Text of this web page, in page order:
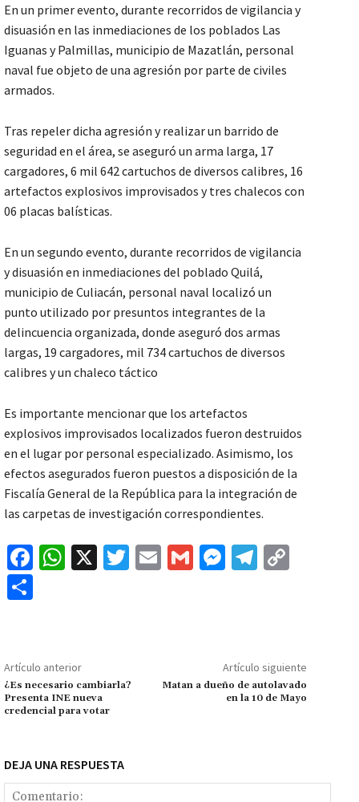
En un primer evento, durante recorridos de vigilancia y
disuasión en las inmediaciones de los poblados Las
Iguanas y Palmillas, municipio de Mazatlán, personal
naval fue objeto de una agresión por parte de civiles
armados.
Tras repeler dicha agresión y realizar un barrido de
seguridad en el área, se aseguró un arma larga, 17
cargadores, 6 mil 642 cartuchos de diversos calibres, 16
artefactos explosivos improvisados y tres chalecos con
06 placas balísticas.
En un segundo evento, durante recorridos de vigilancia
y disuasión en inmediaciones del poblado Quilá,
municipio de Culiacán, personal naval localizó un
punto utilizado por presuntos integrantes de la
delincuencia organizada, donde aseguró dos armas
largas, 19 cargadores, mil 734 cartuchos de diversos
calibres y un chaleco táctico
Es importante mencionar que los artefactos
explosivos improvisados localizados fueron destruidos
en el lugar por personal especializado. Asimismo, los
efectos asegurados fueron puestos a disposición de la
Fiscalía General de la República para la integración de
las carpetas de investigación correspondientes.
Fa
o
k
W
p
p
X
T
E
G
M
ge
r
Te
m Li
n
k
p
ar
tir
Artículo anterior
¿Es necesario cambiarla?
Presenta INE nueva
credencial para votar
Artículo siguiente
Matan a dueño de autolavado
en la 10 de Mayo
DEJA UNA RESPUESTA